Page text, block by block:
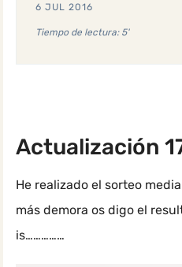
6 JUL 2016
Tiempo de lectura: 5'
Actualización
He realizado el sorteo
más demora os digo el
is……………